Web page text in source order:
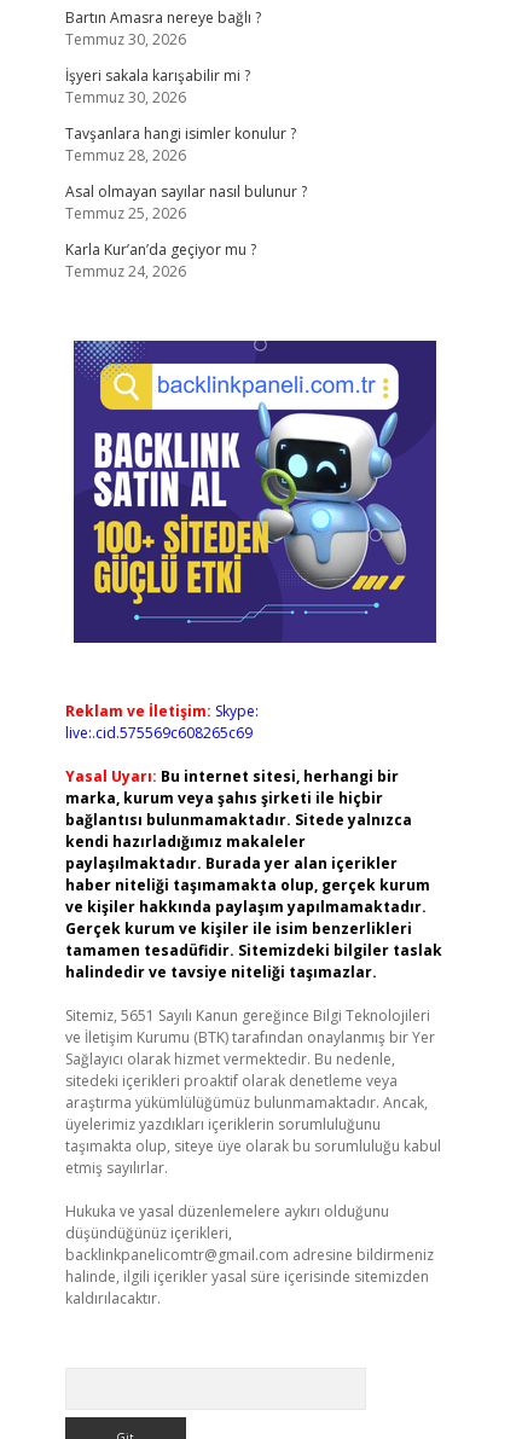
Bartın Amasra nereye bağlı ?
Temmuz 30, 2026
İşyeri sakala karışabilir mi ?
Temmuz 30, 2026
Tavşanlara hangi isimler konulur ?
Temmuz 28, 2026
Asal olmayan sayılar nasıl bulunur ?
Temmuz 25, 2026
Karla Kur’an’da geçiyor mu ?
Temmuz 24, 2026
Reklam ve İletişim: Skype:
live:.cid.575569c608265c69
Yasal Uyarı: Bu internet sitesi, herhangi bir
marka, kurum veya şahıs şirketi ile hiçbir
bağlantısı bulunmamaktadır. Sitede yalnızca
kendi hazırladığımız makaleler
paylaşılmaktadır. Burada yer alan içerikler
haber niteliği taşımamakta olup, gerçek kurum
ve kişiler hakkında paylaşım yapılmamaktadır.
Gerçek kurum ve kişiler ile isim benzerlikleri
tamamen tesadüfidir. Sitemizdeki bilgiler taslak
halindedir ve tavsiye niteliği taşımazlar.
Sitemiz, 5651 Sayılı Kanun gereğince Bilgi Teknolojileri
ve İletişim Kurumu (BTK) tarafından onaylanmış bir Yer
Sağlayıcı olarak hizmet vermektedir. Bu nedenle,
sitedeki içerikleri proaktif olarak denetleme veya
araştırma yükümlülüğümüz bulunmamaktadır. Ancak,
üyelerimiz yazdıkları içeriklerin sorumluluğunu
taşımakta olup, siteye üye olarak bu sorumluluğu kabul
etmiş sayılırlar.
Hukuka ve yasal düzenlemelere aykırı olduğunu
düşündüğünüz içerikleri,
backlinkpanelicomtr@gmail.com adresine bildirmeniz
halinde, ilgili içerikler yasal süre içerisinde sitemizden
kaldırılacaktır.